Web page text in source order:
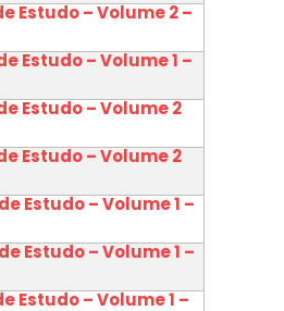
Estudo – Volume 2 –
Estudo – Volume 1 –
Estudo – Volume 2
Estudo – Volume 2
Estudo – Volume 1 –
Estudo – Volume 1 –
Estudo – Volume 1 –